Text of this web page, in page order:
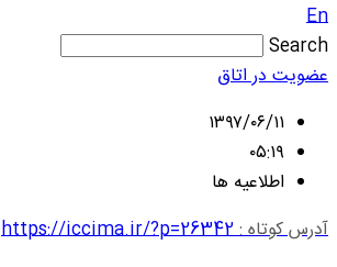
En
Search
عضویت در اتاق
۱۳۹۷/۰۶/۱۱
۰۵:۱۹
اطلاعیه ها
آدرس کوتاه :https://iccima.ir/?p=26342